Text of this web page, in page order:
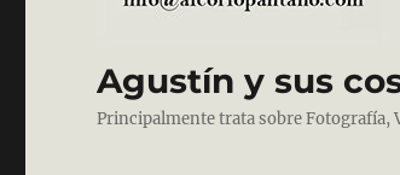
Agustín y sus
Principalmente trata sobre Fotografía,